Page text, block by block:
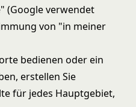
(Google verwendet
von "in meiner
bedienen oder ein
erstellen Sie
für jedes Hauptgebiet,